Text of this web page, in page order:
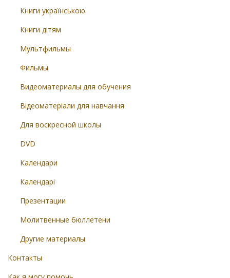
Книги українською
Книги дітям
Мультфильмы
Фильмы
Видеоматериалы для обучения
Відеоматеріали для навчання
Для воскресной школы
DVD
Календари
Календарі
Презентации
Молитвенные бюллетени
Другие материалы
Контакты